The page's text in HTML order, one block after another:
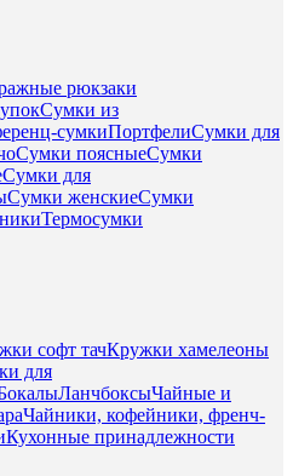
рюкзаки
Сумки из
сумкиПортфелиСумки для
Сумки поясныеСумки
Сумки для
Сумки женскиеСумки
Термосумки
софт тачКружки хамелеоны
для
ЛанчбоксыЧайные и
Чайники, кофейники, френч-
Кухонные принадлежности